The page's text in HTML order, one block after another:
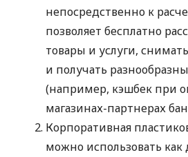
непосредственно к
позволяет бесплатно
товары и услуги,
и получать
(например, кэшбек при
магазинах-партнерах
Корпоративная
можно использовать как